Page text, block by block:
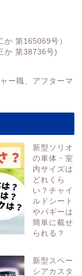
第165069号）
か 第38736号)
ー職、アフターマ
新型ソリオ
の車体・室
内サイズは
どれくら
い？チャイ
ルドシート
やバギーは
簡単に載せ
られる？
新型スペー
シアカスタ